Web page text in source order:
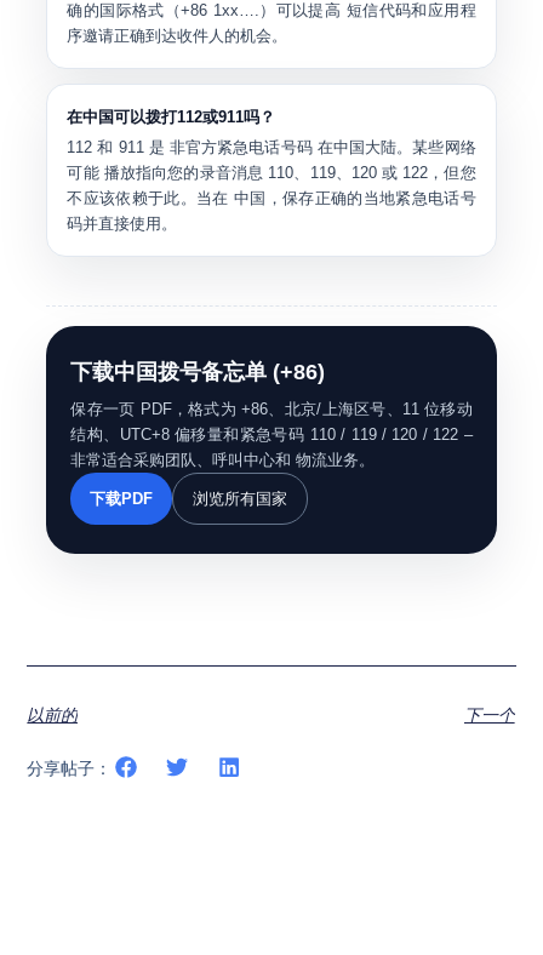
确的国际格式（+86 1xx….）可以提高 短信代码和应用程
序邀请正确到达收件人的机会。
在中国可以拨打112或911吗？
112 和 911 是 非官方紧急电话号码在中国大陆。某些网络
可能 播放指向您的录音消息 110、119、120 或 122，但您
不应该依赖于此。当在 中国，保存正确的当地紧急电话号
码并直接使用。
下载中国拨号备忘单 (+86)
保存一页 PDF，格式为 +86、北京/上海区号、11 位移动
结构、UTC+8 偏移量和紧急号码 110 / 119 / 120 / 122 –
非常适合采购团队、呼叫中心和 物流业务。
下载PDF 浏览所有国家
以前的 下一个
分享帖子：